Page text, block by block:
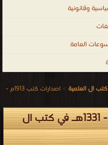
كتب ال العلمية >
اصدارات كتب 1913م -
اصدارات كتب 1913م - 1331هـ في كتب ال